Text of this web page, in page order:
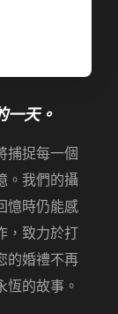
一天。
捕捉每一個
。我們的攝
憶時仍能感
，致力於打
的婚禮不再
恆的故事。